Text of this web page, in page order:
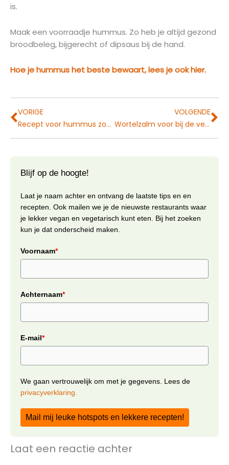
is.
Maak een voorraadje hummus. Zo heb je altijd gezond
broodbeleg, bijgerecht of dipsaus bij de hand.
Hoe je hummus het beste bewaart, lees je ook hier.
Vorige
VORIGE
Recept voor hummus zoals het bedoeld is
VOLGENDE
Wortelzalm voor bij de vegan paasbrunch
Blijf op de hoogte!
Laat je naam achter en ontvang de laatste tips en en
recepten. Ook mailen we je de nieuwste restaurants waar
je lekker vegan en vegetarisch kunt eten. Bij het zoeken
kun je dat onderscheid maken.
Voornaam*
Achternaam*
E-mail*
We gaan vertrouwelijk om met je gegevens. Lees de
privacyverklaring.
Mail mij leuke hotspots en lekkere recepten!
Laat een reactie achter